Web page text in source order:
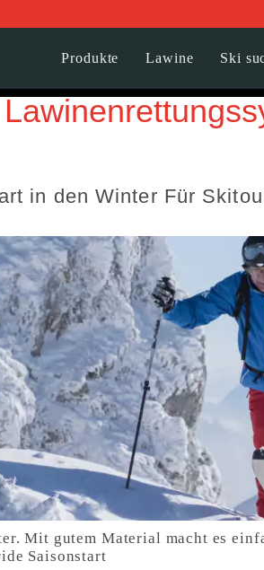
Produkte Lawine Ski
in den Winter Für
Mit gutem Material macht es
Saisonstart